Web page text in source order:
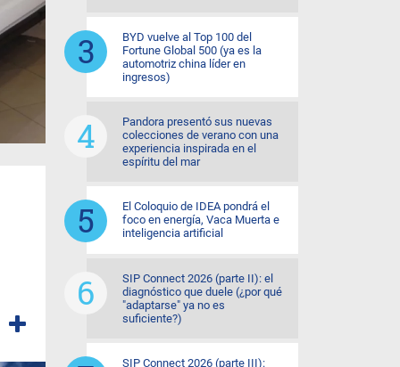
BYD vuelve al Top 100 del
Fortune Global 500 (ya es la
automotriz china líder en
ingresos)
Pandora presentó sus nuevas
colecciones de verano con una
experiencia inspirada en el
espíritu del mar
El Coloquio de IDEA pondrá el
foco en energía, Vaca Muerta e
inteligencia artificial
SIP Connect 2026 (parte II): el
diagnóstico que duele (¿por qué
"adaptarse" ya no es
suficiente?)
SIP Connect 2026 (parte III):